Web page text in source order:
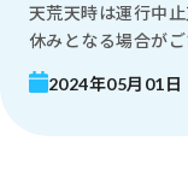
天荒天時は運行中
休みとなる場合がご
す。
2024年05月01日